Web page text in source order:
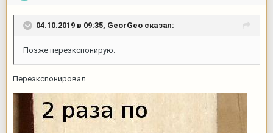
04.10.2019 в 09:35, GeorGeo сказал:
Позже переэкспонирую.
Переэкспонировал